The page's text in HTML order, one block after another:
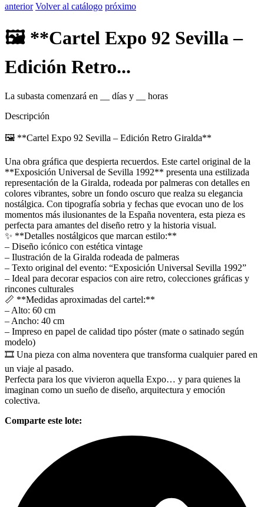
anterior Volver al catálogo próximo
🖼️ **Cartel Expo 92 Sevilla –
Edición Retro...
La subasta comenzará en días y
horas
Descripción
🖼️ **Cartel Expo 92 Sevilla – Edición Retro Giralda**
Una obra gráfica que despierta recuerdos. Este cartel original de la
**Exposición Universal de Sevilla 1992** presenta una estilizada
representación de la Giralda, rodeada por palmeras con detalles en
colores vibrantes, sobre un fondo oscuro que realza su elegancia
nostálgica. Con tipografía sobria y fechas que evocan uno de los
momentos más ilusionantes de la España noventera, esta pieza es
perfecta para amantes del diseño retro y la historia visual.
✨ **Detalles nostálgicos que marcan estilo:**
– Diseño icónico con estética vintage
– Ilustración de la Giralda rodeada de palmeras
– Texto original del evento: “Exposición Universal Sevilla 1992”
– Ideal para decorar espacios con aire retro, colecciones gráficas y
rincones culturales
📏 **Medidas aproximadas del cartel:**
– Alto: 60 cm
– Ancho: 40 cm
– Impreso en papel de calidad tipo póster (mate o satinado según
modelo)
🎞️ Una pieza con alma noventera que transforma cualquier pared en
un viaje al pasado.
Perfecta para los que vivieron aquella Expo… y para quienes la
imaginan como un sueño de diseño, arquitectura y emoción
colectiva.
Comparte este lote: